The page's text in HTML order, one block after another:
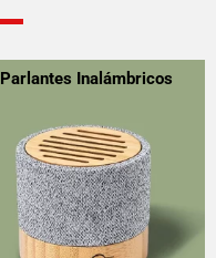
Parlantes Inalámbricos